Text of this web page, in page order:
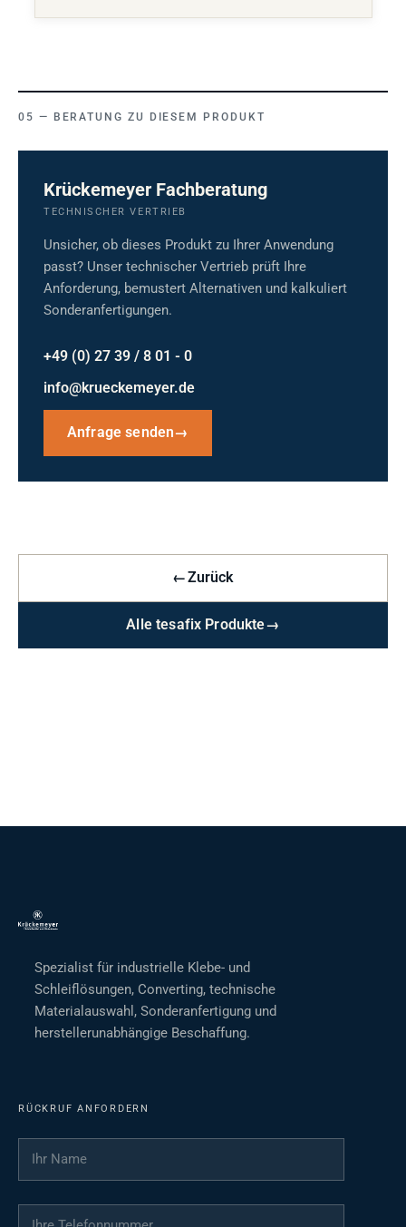
BERATUNG ZU DIESEM PRODUKT
Krückemeyer Fachberatung
TECHNISCHER VERTRIEB
Unsicher, ob dieses Produkt zu Ihrer Anwendung
passt? Unser technischer Vertrieb prüft Ihre
Anforderung, bemustert Alternativen und kalkuliert
Sonderanfertigungen.
+49 (0) 27 39 / 8 01 - 0
info@krueckemeyer.de
Anfrage senden→
←Zurück
Alle tesafix Produkte→
Spezialist für industrielle Klebe- und
Schleiflösungen, Converting, technische
Materialauswahl, Sonderanfertigung und
herstellerunabhängige Beschaffung.
RÜCKRUF ANFORDERN
Ihr Name
Ihre Telefonnummer